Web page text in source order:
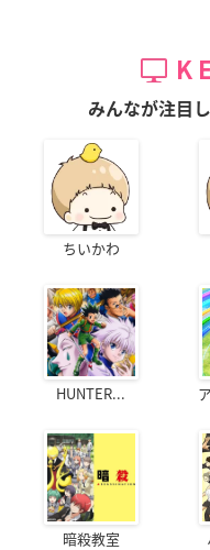
みんなが注目
ちいかわ
HUNTER...
暗殺教室